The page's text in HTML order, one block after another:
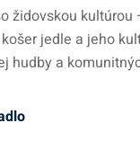
židovskou
jedle a jeho
hudby a